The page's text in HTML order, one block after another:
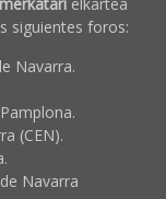
siguientes foros:
Navarra.
(CEN).
Navarra